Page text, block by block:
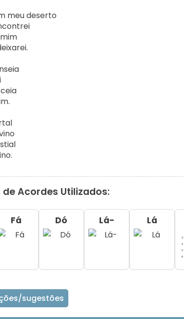
meu deserto
Acordes Utilizados:
Fá Dó Lá- Lá
sugestões